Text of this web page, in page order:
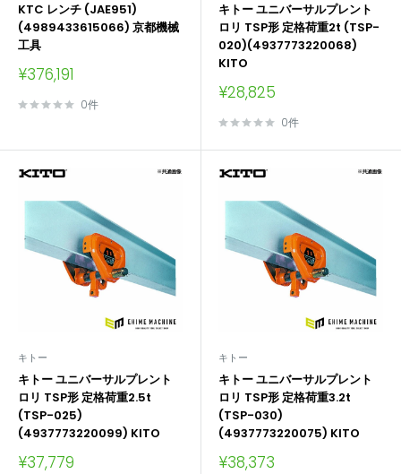
KTC レンチ (JAE951)
(4989433615066) 京都機械
工具
販
価
¥376,191
0件
キトー ユニバーサルプレント
ロリ TSP形 定格荷重2t (TSP-
020)(4937773220068)
KITO
販
価
¥28,825
0件
キトー
キトー ユニバーサルプレント
ロリ TSP形 定格荷重2.5t
(TSP-025)
(4937773220099) KITO
販
¥37,779
キトー
キトー ユニバーサルプレント
ロリ TSP形 定格荷重3.2t
(TSP-030)
(4937773220075) KITO
販
¥38,373